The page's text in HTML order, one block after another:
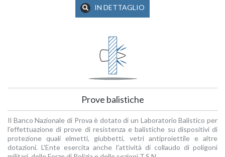
IN DETTAGLIO
Prove balistiche
Il Banco Nazionale di Prova è dotato di un Laboratorio Balistico per
l'effettuazione di prove di resistenza e balistiche su dispositivi di
protezione quali elmetti, giubbetti, vetri antiproiettile e altre
dotazioni. L'Ente esercita anche l'attività di collaudo di poligoni